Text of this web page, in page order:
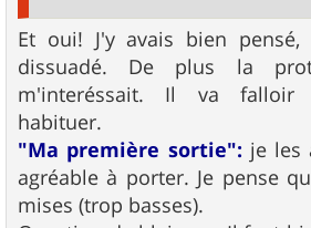
Et oui! J'y avais bien
dissuadé. De plus la
m'interéssait. Il va falloir
habituer.
"Ma première sortie": je les
agréable à porter. Je pense
mises (trop basses).